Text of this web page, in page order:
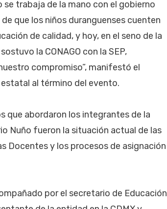
se trabaja de la mano con el gobierno
que los niños duranguenses cuenten
de calidad, y hoy, en el seno de la
la CONAGO con la SEP,
compromiso”, manifestó el
al término del evento.
que abordaron los integrantes de la
Nuño fueron la situación actual de las
Docentes y los procesos de asignación
por el secretario de Educación